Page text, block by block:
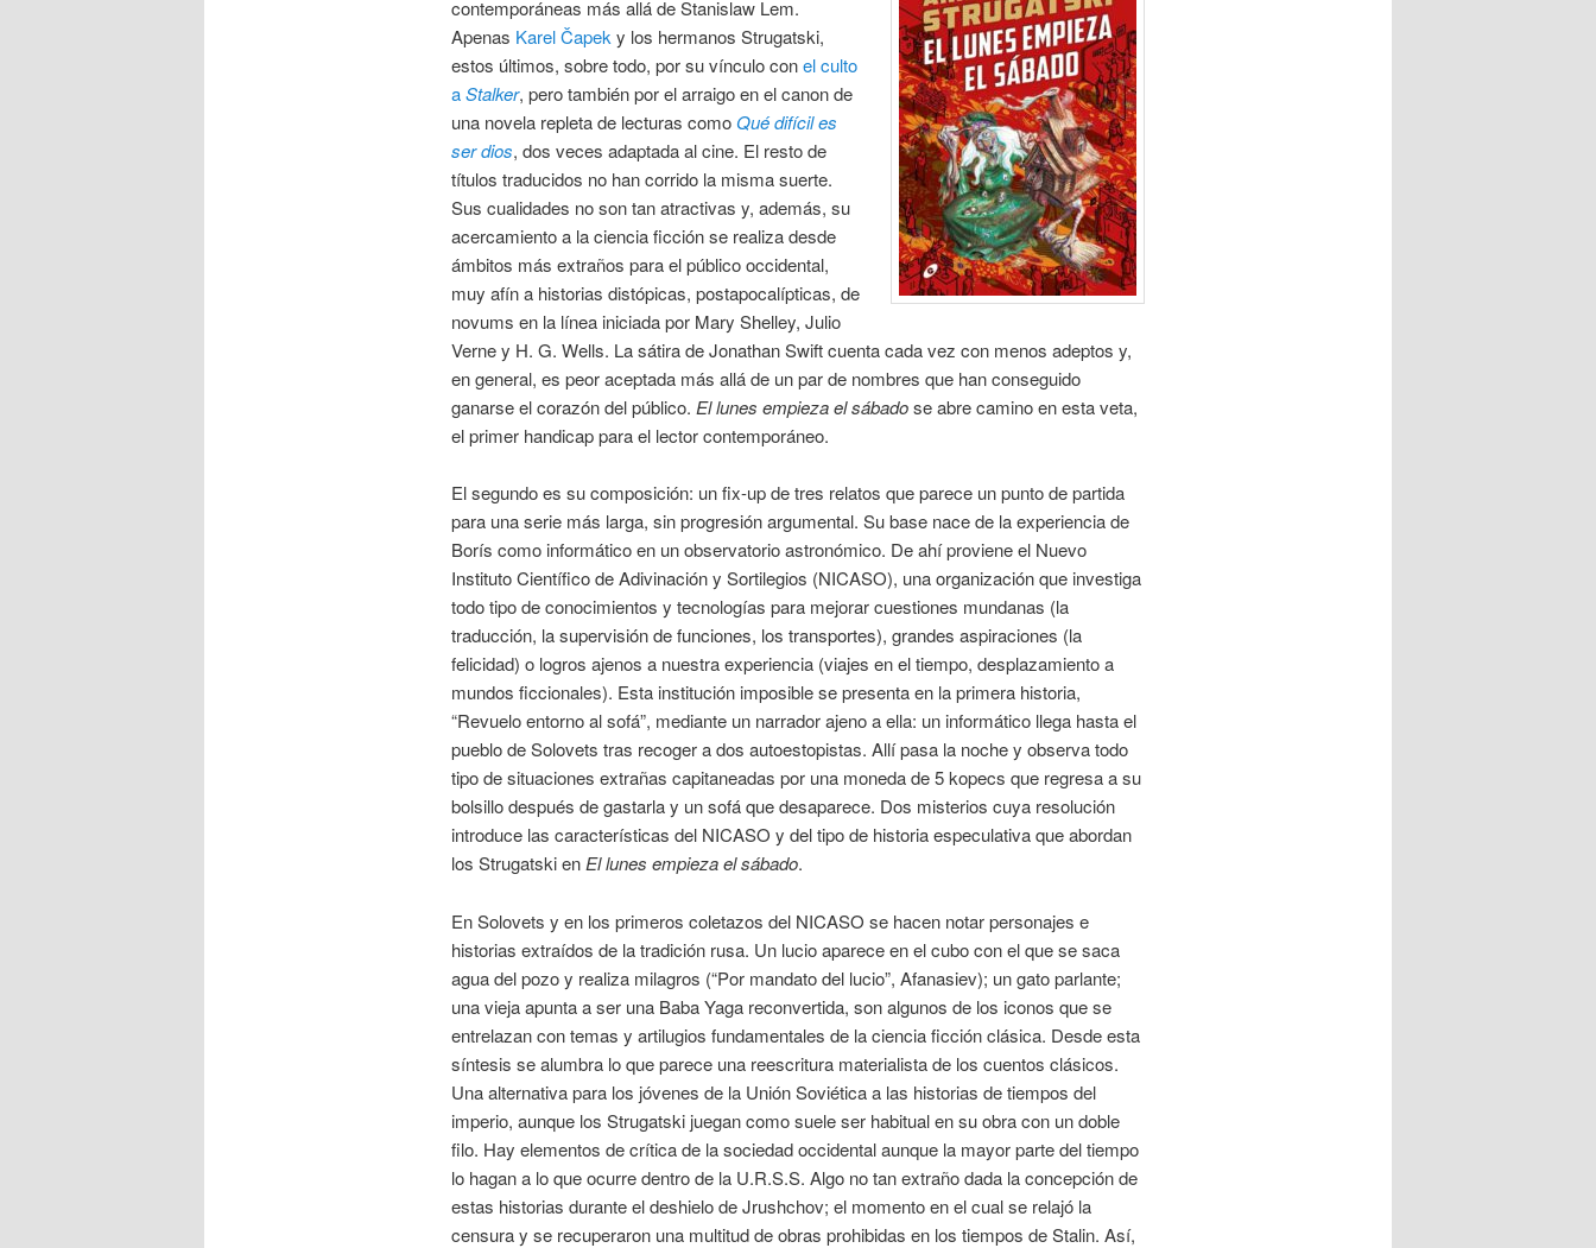
contemporáneas más allá de Stanislaw Lem.
Apenas Karel Čapek y los hermanos Strugatski,
estos últimos, sobre todo, por su vínculo conel culto
aStalker, pero también por el arraigo en el canon de
una novela repleta de lecturas comoQué difícil es
ser dios, dos veces adaptada al cine. El resto de
títulos traducidos no han corrido la misma suerte.
Sus cualidades no son tan atractivas y, además, su
acercamiento a la ciencia ficción se realiza desde
ámbitos más extraños para el público occidental,
muy afín a historias distópicas, postapocalípticas, de
novums en la línea iniciada por Mary Shelley, Julio
Verne y H. G. Wells. La sátira de Jonathan Swift cuenta cada vez con menos adeptos y,
en general, es peor aceptada más allá de un par de nombres que han conseguido
ganarse el corazón del público. El lunes empieza el sábadose abre camino en esta veta,
el primer handicap para el lector contemporáneo.
El segundo es su composición: un fix-up de tres relatos que parece un punto de partida
para una serie más larga, sin progresión argumental. Su base nace de la experiencia de
Borís como informático en un observatorio astronómico. De ahí proviene el Nuevo
Instituto Científico de Adivinación y Sortilegios (NICASO), una organización que investiga
todo tipo de conocimientos y tecnologías para mejorar cuestiones mundanas (la
traducción, la supervisión de funciones, los transportes), grandes aspiraciones (la
felicidad) o logros ajenos a nuestra experiencia (viajes en el tiempo, desplazamiento a
mundos ficcionales). Esta institución imposible se presenta en la primera historia,
“Revuelo entorno al sofá”, mediante un narrador ajeno a ella: un informático llega hasta el
pueblo de Solovets tras recoger a dos autoestopistas. Allí pasa la noche y observa todo
tipo de situaciones extrañas capitaneadas por una moneda de 5 kopecs que regresa a su
bolsillo después de gastarla y un sofá que desaparece. Dos misterios cuya resolución
introduce las características del NICASO y del tipo de historia especulativa que abordan
los Strugatski enEl lunes empieza el sábado.
En Solovets y en los primeros coletazos del NICASO se hacen notar personajes e
historias extraídos de la tradición rusa. Un lucio aparece en el cubo con el que se saca
agua del pozo y realiza milagros (“Por mandato del lucio”, Afanasiev); un gato parlante;
una vieja apunta a ser una Baba Yaga reconvertida, son algunos de los iconos que se
entrelazan con temas y artilugios fundamentales de la ciencia ficción clásica. Desde esta
síntesis se alumbra lo que parece una reescritura materialista de los cuentos clásicos.
Una alternativa para los jóvenes de la Unión Soviética a las historias de tiempos del
imperio, aunque los Strugatski juegan como suele ser habitual en su obra con un doble
filo. Hay elementos de crítica de la sociedad occidental aunque la mayor parte del tiempo
lo hagan a lo que ocurre dentro de la U.R.S.S. Algo no tan extraño dada la concepción de
estas historias durante el deshielo de Jrushchov; el momento en el cual se relajó la
censura y se recuperaron una multitud de obras prohibidas en los tiempos de Stalin. Así,